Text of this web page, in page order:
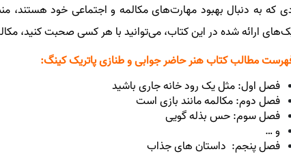
که به دنبال بهبود مهارت‌های مکالمه و اجتماعی خود هستند،
ارائه شده در این کتاب، می‌توانید با هر کسی صحبت کنید،
مطالب کتاب هنر حاضر جوابی و طنازی پاتریک کینگ:
فصل اول: مثل یک رود خانه جاری باشید
فصل دوم: مکالمه مانند بازی است
فصل سوم: حس بذله گویی
و …
فصل پنجم: داستان های جذاب